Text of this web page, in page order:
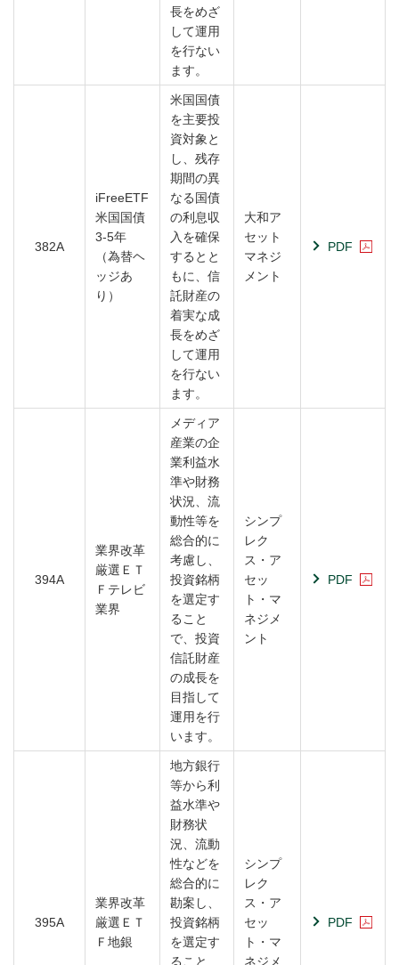
長をめざ
して運用
を行ない
ます。
382A
iFreeETF
米国国債
3-5年
（為替ヘ
ッジあ
り）
米国国債
を主要投
資対象と
し、残存
期間の異
なる国債
の利息収
入を確保
するとと
もに、信
託財産の
着実な成
長をめざ
して運用
を行ない
ます。
大和ア
セット
マネジ
メント
PDF
394A
業界改革
厳選ＥＴ
Ｆテレビ
業界
メディア
産業の企
業利益水
準や財務
状況、流
動性等を
総合的に
考慮し、
投資銘柄
を選定す
ること
で、投資
信託財産
の成長を
目指して
運用を行
います。
シンプ
レク
ス・ア
セッ
ト・マ
ネジメ
ント
PDF
395A
業界改革
厳選ＥＴ
Ｆ地銀
地方銀行
等から利
益水準や
財務状
況、流動
性などを
総合的に
勘案し、
投資銘柄
を選定す
ること
シンプ
レク
ス・ア
セッ
ト・マ
ネジメ
PDF